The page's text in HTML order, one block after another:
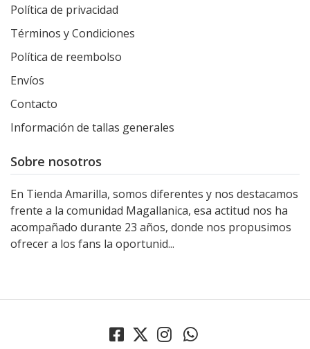
Política de privacidad
Términos y Condiciones
Política de reembolso
Envíos
Contacto
Información de tallas generales
Sobre nosotros
En Tienda Amarilla, somos diferentes y nos destacamos
frente a la comunidad Magallanica, esa actitud nos ha
acompañado durante 23 años, donde nos propusimos
ofrecer a los fans la oportunid...